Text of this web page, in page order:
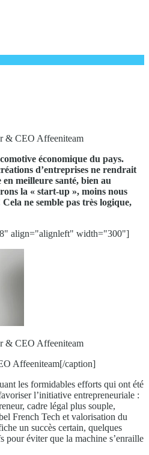
& CEO Affeeniteam
économique du pays.
d’entreprises ne rendrait
meilleure santé, bien au
la « start-up », moins nous
ne semble pas très logique,
align="alignleft" width="300"]
& CEO Affeeniteam
Affeeniteam[/caption]
les formidables efforts qui ont été
l’initiative entrepreneuriale :
cadre légal plus souple,
French Tech et valorisation du
un succès certain, quelques
pour éviter que la machine s’enraille